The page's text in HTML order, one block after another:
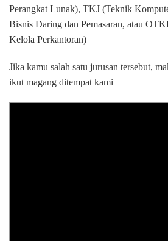
Perangkat Lunak), TKJ (Teknik
Bisnis Daring dan Pemasaran, atau
Kelola Perkantoran)
Jika kamu salah satu jurusan tersebut,
ikut magang ditempat kami